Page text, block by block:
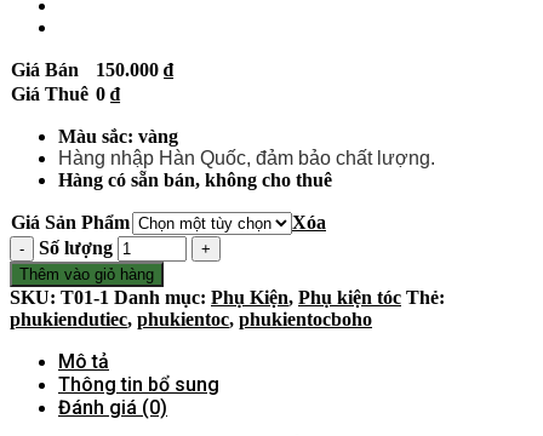
Giá Bán 150.000 ₫
Giá Thuê 0 ₫
Màu sắc: vàng
Hàng nhập Hàn Quốc, đảm bảo chất lượng.
Hàng có sẵn bán, không cho thuê
Giá Sản Phẩm
Xóa
Số lượng
Thêm vào giỏ hàng
SKU: T01-1 Danh mục: Phụ Kiện, Phụ kiện tóc Thẻ:
phukiendutiec, phukientoc, phukientocboho
Mô tả
Thông tin bổ sung
Đánh giá (0)